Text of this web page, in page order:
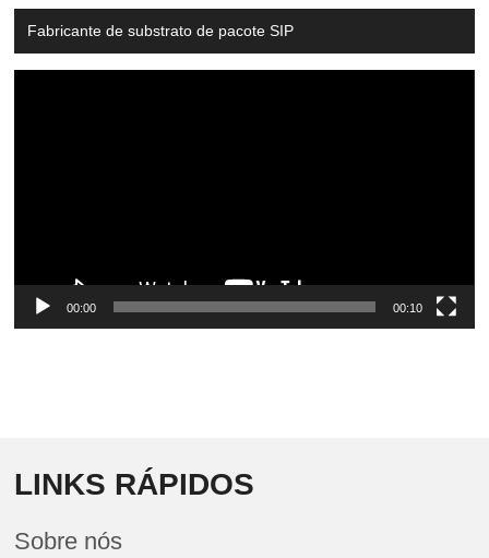
Fabricante de substrato de pacote SIP
00:00 00:10
LINKS RÁPIDOS
Sobre nós